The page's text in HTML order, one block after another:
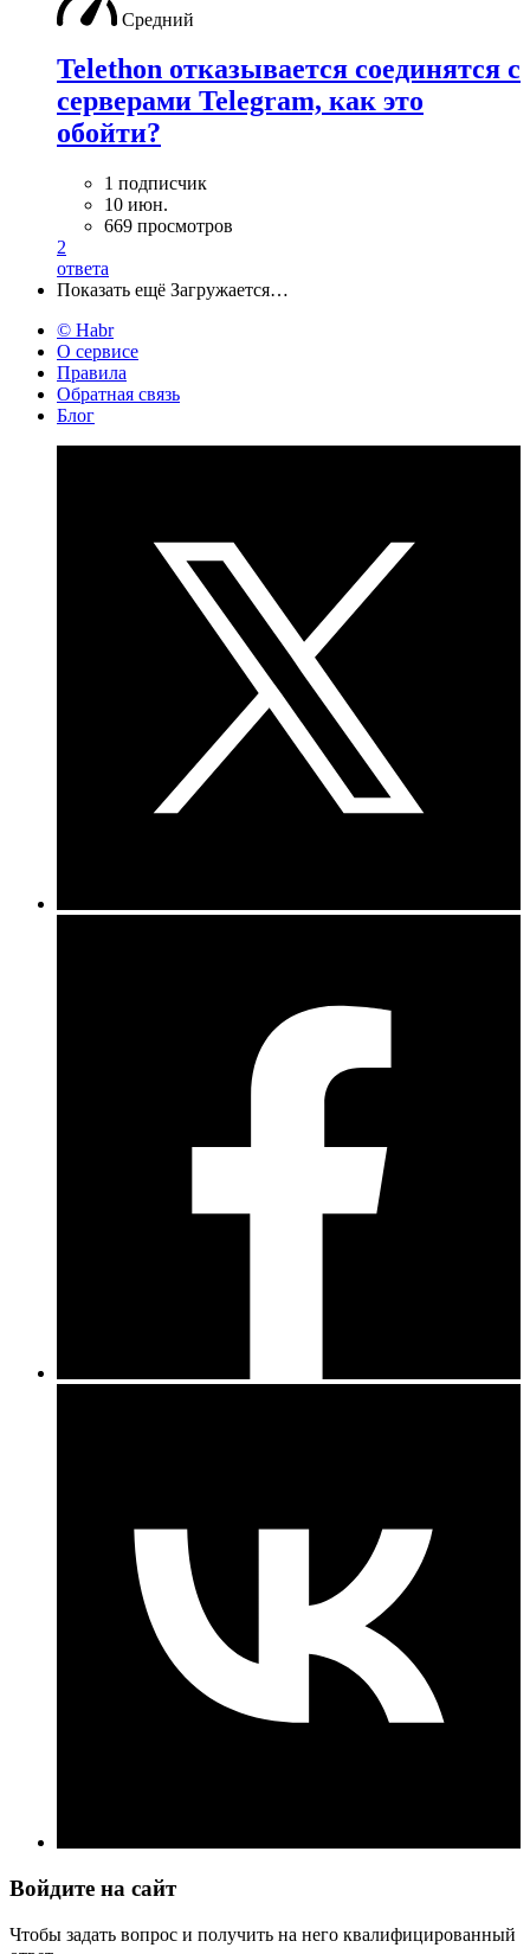
Средний
Telethon отказывается соединятся с
серверами Telegram, как это
обойти?
1 подписчик
10 июн.
669 просмотров
2
ответа
Показать ещё Загружается…
© Habr
О сервисе
Правила
Обратная связь
Блог
Войдите на сайт
Чтобы задать вопрос и получить на него квалифицированный